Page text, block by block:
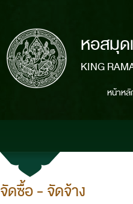
หอสมุด
KING
หน้าหลั
จัดซื้อ - จัดจ้าง